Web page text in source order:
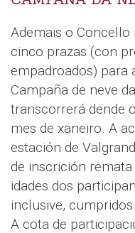
Ademais o
cinco prazas (con
empadroados) para
Campaña de neve
transcorrerá dende
mes de xaneiro. A
estación de
de inscrición
idades dos
inclusive,
A cota de